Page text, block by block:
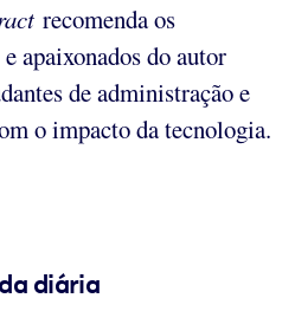
recomenda os
apaixonados do autor
de administração e
o impacto da tecnologia.
diária